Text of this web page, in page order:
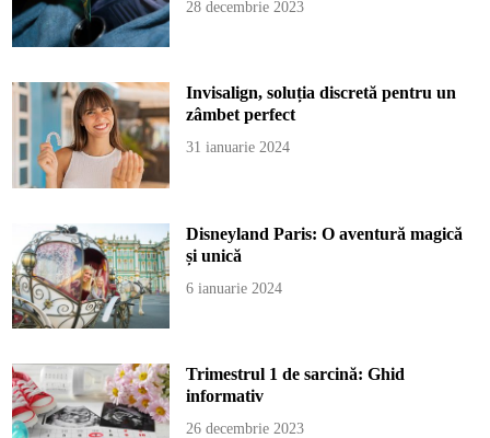
28 decembrie 2023
Invisalign, soluția discretă pentru un
zâmbet perfect
31 ianuarie 2024
Disneyland Paris: O aventură magică
și unică
6 ianuarie 2024
Trimestrul 1 de sarcină: Ghid
informativ
26 decembrie 2023